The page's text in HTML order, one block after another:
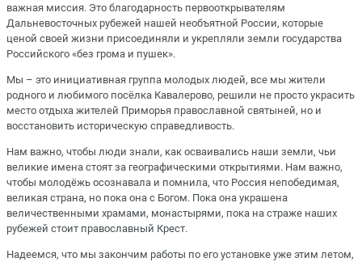
важная миссия. Это благодарность первооткрывателям
Дальневосточных рубежей нашей необъятной России, которые
ценой своей жизни присоединяли и укрепляли земли государства
Российского «без грома и пушек».
Мы – это инициативная группа молодых людей, все мы жители
родного и любимого посёлка Кавалерово, решили не просто украсить
место отдыха жителей Приморья православной святыней, но и
восстановить историческую справедливость.
Нам важно, чтобы люди знали, как осваивались наши земли, чьи
великие имена стоят за географическими открытиями. Нам важно,
чтобы молодёжь осознавала и помнила, что Россия непобедимая,
великая страна, но пока она с Богом. Пока она украшена
величественными храмами, монастырями, пока на страже наших
рубежей стоит православный Крест.
Надеемся, что мы закончим работы по его установке уже этим летом,